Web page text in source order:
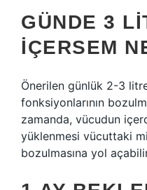
GÜNDE 3
IÇERSEM
Önerilen günlük 2-3
fonksiyonlarının
zamanda, vücudun
yüklenmesi vücuttaki
bozulmasına yol